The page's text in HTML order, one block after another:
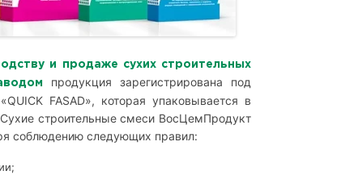
и продаже сухих строительных
продукция зарегистрирована под
FASAD», которая упаковывается в
строительные смеси ВосЦемПродукт
соблюдению следующих правил: